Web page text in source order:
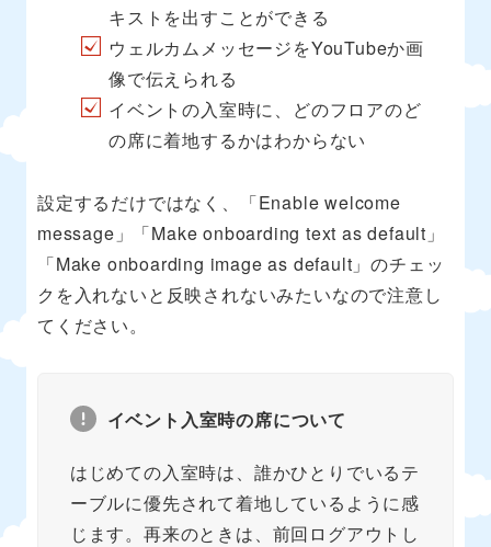
キストを出すことができる
ウェルカムメッセージをYouTubeか画
像で伝えられる
イベントの入室時に、どのフロアのど
の席に着地するかはわからない
設定するだけではなく、「Enable welcome
message」「Make onboarding text as default」
「Make onboarding image as default」のチェッ
クを入れないと反映されないみたいなので注意し
てください。
イベント入室時の席について
はじめての入室時は、誰かひとりでいるテ
ーブルに優先されて着地しているように感
じます。再来のときは、前回ログアウトし